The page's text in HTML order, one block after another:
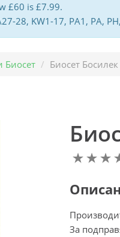
£60 is £7.99.
28, KW1-17, PA1, PA,
Биосет Биосет Босилек
За